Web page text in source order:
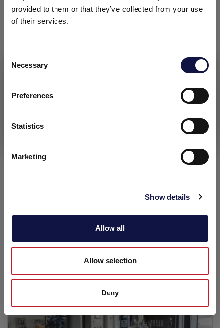
provided to them or that they’ve collected from your use
of their services.
Selection
Necessary
Preferences
Statistics
Marketing
Show details
Allow all
Allow selection
Deny
Este site destina-se a um público empresarial.
(empresas e outras entidades profissionais).
Eu entendi
Saiba mais